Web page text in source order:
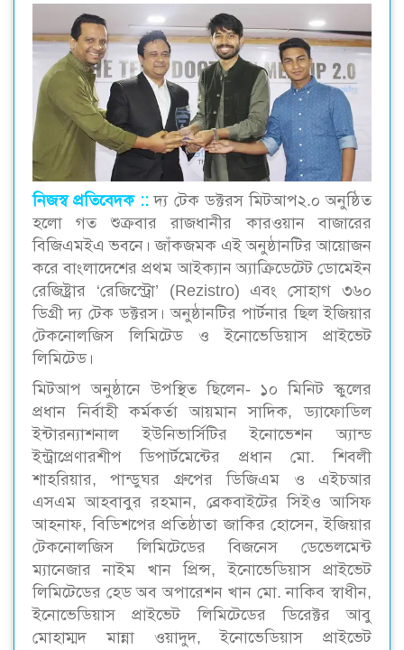
নিজস্ব প্রতিবেদক :: দ্য টেক ডক্টরস মিটআপ২.০ অনুষ্ঠিত
হলো গত শুক্রবার রাজধানীর কারওয়ান বাজারের
বিজিএমইএ ভবনে। জাঁকজমক এই অনুষ্ঠানটির আয়োজন
করে বাংলাদেশের প্রথম আইক্যান অ্যাক্রিডেটেট ডোমেইন
রেজিষ্ট্রার ‘রেজিস্ট্রো’ (Rezistro) এবং সোহাগ ৩৬০
ডিগ্রী দ্য টেক ডক্টরস। অনুষ্ঠানটির পার্টনার ছিল ইজিয়ার
টেকনোলজিস লিমিটেড ও ইনোভেডিয়াস প্রাইভেট
লিমিটেড।
মিটআপ অনুষ্ঠানে উপস্থিত ছিলেন- ১০ মিনিট স্কুলের
প্রধান নির্বাহী কর্মকর্তা আয়মান সাদিক, ড্যাফোডিল
ইন্টারন্যাশনাল ইউনিভার্সিটির ইনোভেশন অ্যান্ড
ইন্ট্রাপ্রেণারশীপ ডিপার্টমেন্টের প্রধান মো. শিবলী
শাহরিয়ার, পান্ডুঘর গ্রুপের ডিজিএম ও এইচআর
এসএম আহবাবুর রহমান, ব্রেকবাইটের সিইও আসিফ
আহনাফ, বিডিশপের প্রতিষ্ঠাতা জাকির হোসেন, ইজিয়ার
টেকনোলজিস লিমিটেডের বিজনেস ডেভেলমেন্ট
ম্যানেজার নাইম খান প্রিন্স, ইনোভেডিয়াস প্রাইভেট
লিমিটেডের হেড অব অপারেশন খান মো. নাকিব স্বাধীন,
ইনোভেডিয়াস প্রাইভেট লিমিটেডের ডিরেক্টর আবু
মোহাম্মদ মান্না ওয়াদুদ, ইনোভেডিয়াস প্রাইভেট